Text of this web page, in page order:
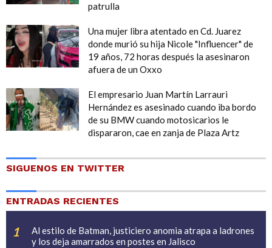
patrulla
Una mujer libra atentado en Cd. Juarez
donde murió su hija Nicole "Influencer" de
19 años, 72 horas después la asesinaron
afuera de un Oxxo
El empresario Juan Martín Larrauri
Hernández es asesinado cuando iba bordo
de su BMW cuando motosicarios le
dispararon, cae en zanja de Plaza Artz
SIGUENOS EN TWITTER
ENTRADAS RECIENTES
Al estilo de Batman, justiciero anomia atrapa a ladrones
y los deja amarrados en postes en Jalisco